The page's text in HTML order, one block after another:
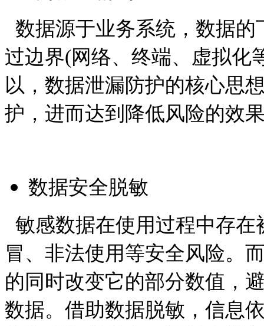
数据源于业务系统，数据
过边界(网络、终端、虚拟化
以，数据泄漏防护的核心思
护，进而达到降低风险的效
数据安全脱敏
敏感数据在使用过程中存
冒、非法使用等安全风险。
的同时改变它的部分数值，
数据。借助数据脱敏，信息